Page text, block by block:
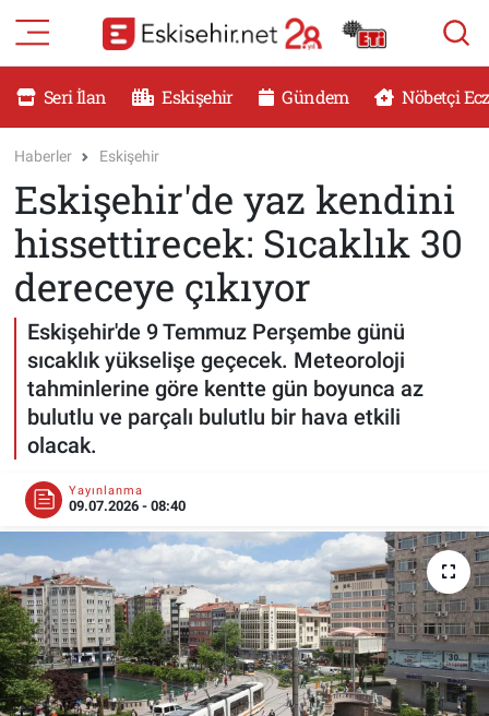
Seri İlan Eskişehir Gündem Nöbetçi
Haberler Eskişehir
Eskişehir'de yaz kendini
hissettirecek: Sıcaklık 30
dereceye çıkıyor
Eskişehir'de 9 Temmuz Perşembe günü
sıcaklık yükselişe geçecek. Meteoroloji
tahminlerine göre kentte gün boyunca az
bulutlu ve parçalı bulutlu bir hava etkili
olacak.
Yayınlanma
09.07.2026 - 08:40
RESMİ İLANLAR
DÜNYA
SAĞLIK
MAGAZİN
KADIN
TEKNOLOJİ
ESKİŞEHİR NÖBETÇİ ECZANELER
Eskişehir Haber İçerikleri
Eskişehir Hava Durumu
Eskişehir Tramvay Saatleri
Eskişehir Nöbetçi Eczaneler
Eskişehir Namaz Vakitleri
Eskişehir Trafik Yoğunluk Haritası
Süper Lig Puan Durumu ve Fikstür
Tüm Manşetler
Son Dakika Haberleri